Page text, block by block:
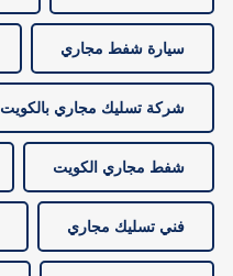
سيارة شفط مجاري
شركة تسليك مجاري بالكويت
شفط مجاري الكويت
فني تسليك مجاري